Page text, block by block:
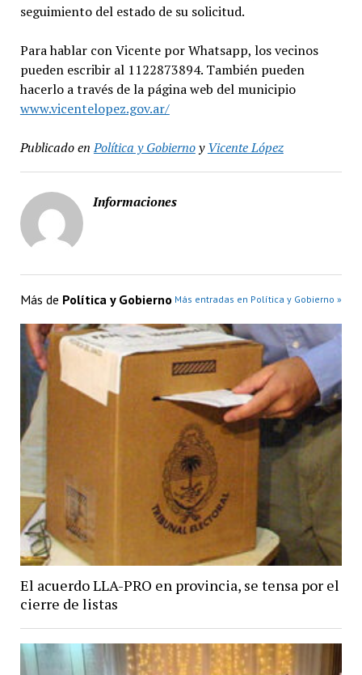
seguimiento del estado de su solicitud.
Para hablar con Vicente por Whatsapp, los vecinos
pueden escribir al 1122873894. También pueden
hacerlo a través de la página web del municipio
www.vicentelopez.gov.ar/
Publicado en Política y GobiernoyVicente López
Informaciones
Más de Política y Gobierno Más entradas en Política y Gobierno »
El acuerdo LLA-PRO en provincia, se tensa por el
cierre de listas